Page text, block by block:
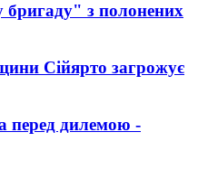
з полонених
Сійярто загрожує
перед дилемою -